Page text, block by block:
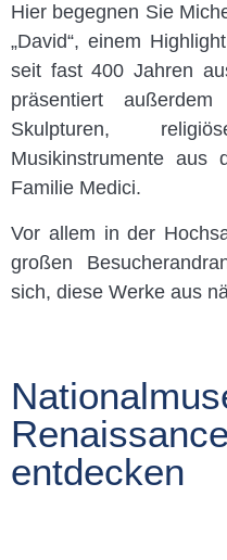
Hier begegnen Sie
„David“, einem
seit fast 400 Jahren
präsentiert
Skulpturen,
Musikinstrumente aus
Familie Medici.
Vor allem in der
großen
sich, diese Werke aus
entdecken